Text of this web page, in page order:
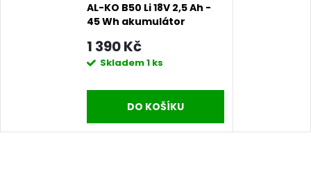
AL-KO B50 Li 18V 2,5 Ah -
45 Wh akumulátor
1 390 Kč
Skladem1 ks
DO KOŠÍKU